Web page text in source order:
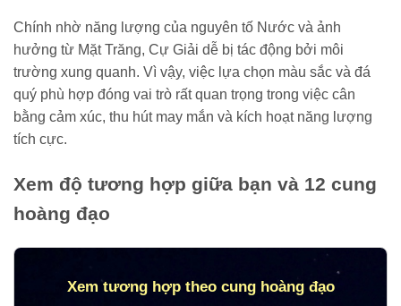
Chính nhờ năng lượng của nguyên tố Nước và ảnh
hưởng từ Mặt Trăng, Cự Giải dễ bị tác động bởi môi
trường xung quanh. Vì vậy, việc lựa chọn màu sắc và đá
quý phù hợp đóng vai trò rất quan trọng trong việc cân
bằng cảm xúc, thu hút may mắn và kích hoạt năng lượng
tích cực.
Xem độ tương hợp giữa bạn và 12 cung
hoàng đạo
Xem tương hợp theo cung hoàng đạo